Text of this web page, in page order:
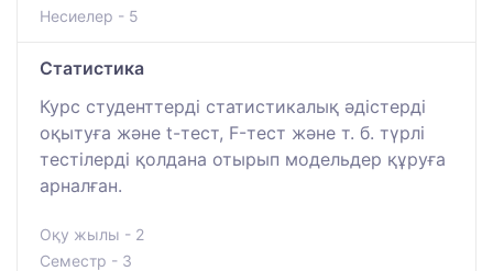
Несиелер - 5
Статистика
Курс студенттерді статистикалық әдістерді
оқытуға және t-тест, F-тест және т. б. түрлі
тестілерді қолдана отырып модельдер құруға
арналған.
Оқу жылы - 2
Семестр - 3